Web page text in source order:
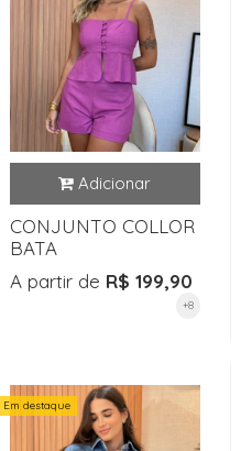
CONJUNTO COLLOR
BATA
A partir de R$ 199,90
+8
Em destaque